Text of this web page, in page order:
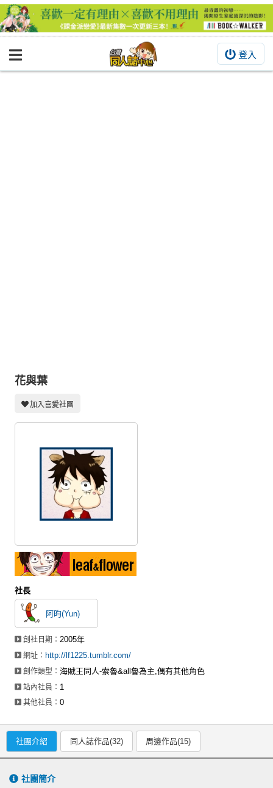
登入
BOOKY書集倉庫
攤位轉讓區
會員功能選單
會員中心
註冊會員
登入
花與葉
加入喜愛社團
社長
阿昀(Yun)
創社日期：2005年
網址： http://lf1225.tumblr.com/
創作類型：海賊王同人-索魯&all魯為主,偶有其他角色
站內社員： 1
其他社員：0
社團介紹 同人誌作品(32) 周邊作品(15)
社團簡介